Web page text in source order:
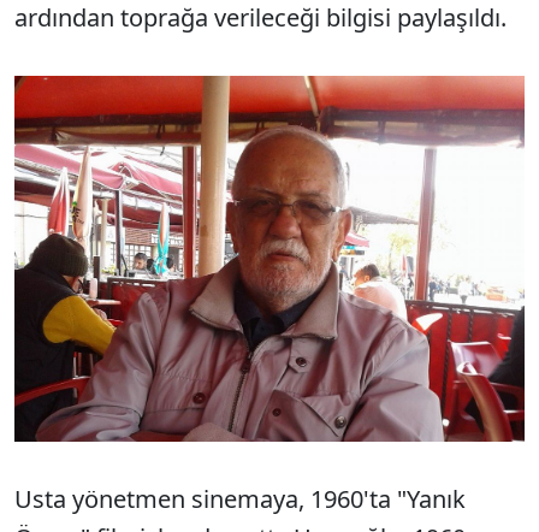
ardından toprağa verileceği bilgisi paylaşıldı.
Usta yönetmen sinemaya, 1960'ta "Yanık